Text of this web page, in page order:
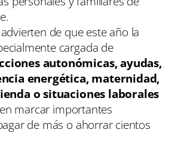
de que este año la
cargada de
autonómicas, ayudas,
energética, maternidad,
o situaciones laborales
marcar importantes
de más o ahorrar cientos